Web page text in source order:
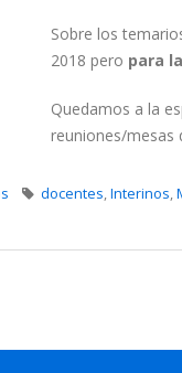
Sobre los
2018 pero para
Quedamos a la
reuniones/mesas
docentes,Interinos,